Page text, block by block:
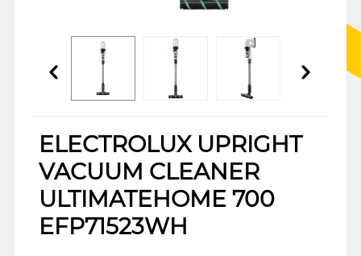
ELECTROLUX UPRIGHT
VACUUM CLEANER
ULTIMATEHOME 700
EFP71523WH